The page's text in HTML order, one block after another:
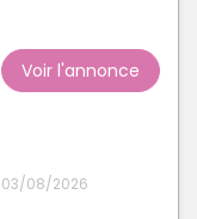
Voir l'annonce
03/08/2026